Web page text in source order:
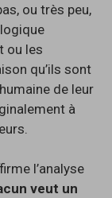
ou très peu,
ou les
qu’ils sont
de leur
à
l’analyse
veut un